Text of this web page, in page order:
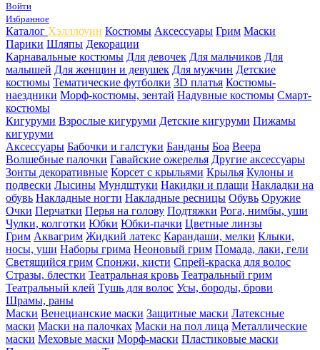
Войти
Избранное
Каталог Хэлллоуин Костюмы Аксессуары Грим Маски
Парики Шляпы Декорации
Карнавальные костюмы Для девочек Для мальчиков Для
малышей Для женщин и девушек Для мужчин Детские
костюмы Тематические футболки 3D платья Костюмы-
наездники Морф-костюмы, зентай Надувные костюмы Смарт-
костюмы
Кигуруми Взрослые кигуруми Детские кигуруми Пижамы
кигуруми
Аксессуары Бабочки и галстуки Банданы Боа Веера
Волшебные палочки Гавайские ожерелья Другие аксессуары
Зонты декоративные Корсет с крыльями Крылья Кулоны и
подвески Лысины Мундштуки Накидки и плащи Накладки на
обувь Накладные ногти Накладные ресницы Обувь Оружие
Очки Перчатки Перья на голову Подтяжки Рога, нимбы, уши
Чулки, колготки Юбки Юбки-пачки Цветные линзы
Грим Аквагрим Жидкий латекс Карандаши, мелки Клыки,
носы, уши Наборы грима Неоновый грим Помада, лаки, гели
Светящийся грим Спонжи, кисти Спрей-краска для волос
Стразы, блестки Театральная кровь Театральный грим
Театральный клей Тушь для волос Усы, бороды, брови
Шрамы, раны
Маски Венецианские маски Защитные маски Латексные
маски Маски на палочках Маски на пол лица Металлические
маски Меховые маски Морф-маски Пластиковые маски